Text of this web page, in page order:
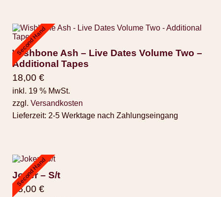
Second Hand
Wishbone Ash – Live Dates Volume Two –
Additional Tapes
18,00 €
inkl. 19 % MwSt.
zzgl. Versandkosten
Lieferzeit: 2-5 Werktage nach Zahlungseingang
Second Hand
Joker – S/t
25,00 €